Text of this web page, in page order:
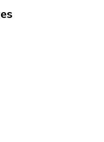
de vos marques
cadeaux